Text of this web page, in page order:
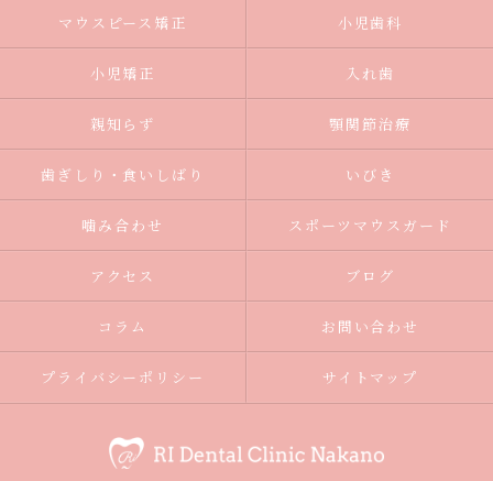
マウスピース矯正 小児歯科
小児矯正 入れ歯
親知らず 顎関節治療
歯ぎしり・食いしばり いびき
噛み合わせ スポーツマウスガード
アクセス ブログ
コラム お問い合わせ
プライバシーポリシー サイトマップ